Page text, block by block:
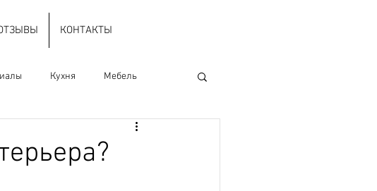
КОНТАКТЫ
Кухня Мебель
Публикации